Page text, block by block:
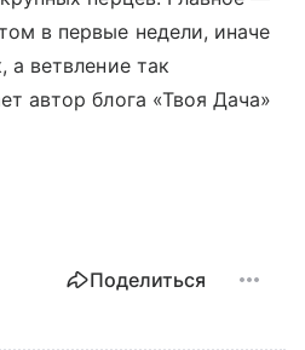
в первые недели, иначе
а ветвление так
автор блога «Твоя Дача»
Поделиться